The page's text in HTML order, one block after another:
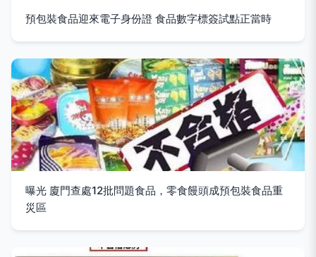
預包裝食品迎來電子身份證 食品數字標簽試點正當時
曝光 廈門查處12批問題食品，零食饅頭成預包裝食品重
災區